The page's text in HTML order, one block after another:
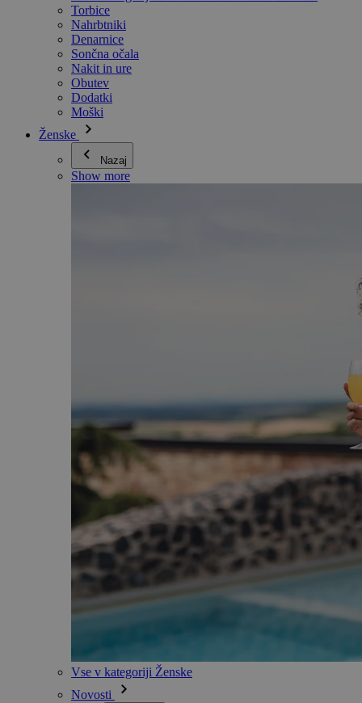
Torbice
Nahrbtniki
Denarnice
Sončna očala
Nakit in ure
Obutev
Dodatki
Moški
Ženske
Nazaj
Show more
Vse v kategoriji Ženske
Novosti